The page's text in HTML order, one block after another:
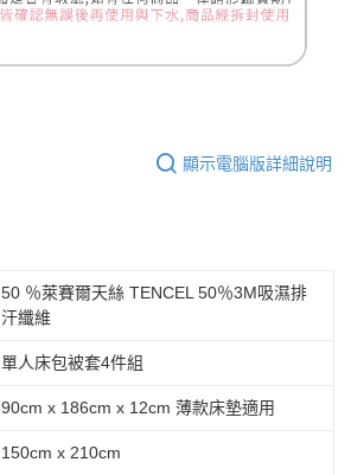
顯示電腦版詳細說明
50 ％萊賽爾天絲 TENCEL 50％3M吸濕排
汗纖維
單人床包被套4件組
90cm x 186cm x 12cm 薄款床墊適用
150cm x 210cm